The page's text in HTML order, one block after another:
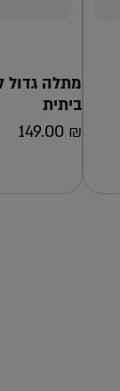
מתלה גדול
ביתית
149.00 ₪ רכישה